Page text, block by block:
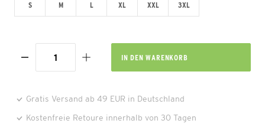
S M L XL XXL 3XL
IN DEN WARENKORB
Gratis Versand ab 49 EUR in Deutschland
Kostenfreie Retoure innerhalb von 30 Tagen